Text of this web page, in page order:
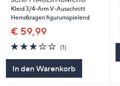
Kleid 3/4-Arm V-Ausschnitt
Hemdkragen figurumspielend
€ 59,99
3.0
von
(1)1
In den Warenkorb